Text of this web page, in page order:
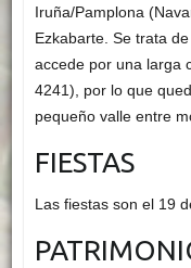
Iruña/Pamplona
Ezkabarte. Se trata
accede por una larga
4241), por lo que
pequeño valle entre
FIESTAS
Las fiestas son el 19